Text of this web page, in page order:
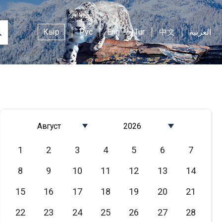
Кыр Рус Eng Tur 中文 العربية
Август
Март
Апрель
Июнь
2026
2024
2023
2021
1 2 3 4 5 6
7
8
9 10 11 12 13
14
15
16 17 18 19 20
21
22
23 24 25 26 27
28